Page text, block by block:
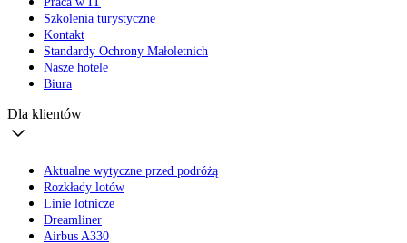
Szkolenia turystyczne
Kontakt
Standardy Ochrony Małoletnich
Nasze hotele
Biura
Dla klientów
Aktualne wytyczne przed podróżą
Rozkłady lotów
Linie lotnicze
Dreamliner
Airbus A330